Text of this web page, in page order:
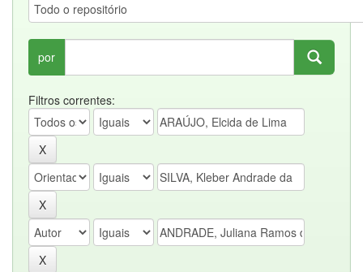
por
Filtros correntes: